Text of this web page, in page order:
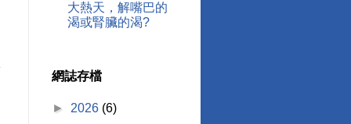
大熱天，解嘴巴的
渴或腎臟的渴?
網誌存檔
► 2026 (6)